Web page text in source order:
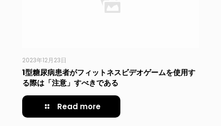
2023年12月23日
1型糖尿病患者がフィットネスビデオゲームを使用す
る際は「注意」すべきである
Read more